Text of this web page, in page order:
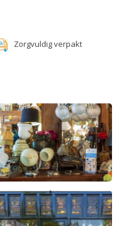
Zorgvuldig verpakt